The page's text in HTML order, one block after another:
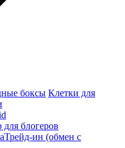
боксы Клетки для
для блогеров
Трейд-ин (обмен с